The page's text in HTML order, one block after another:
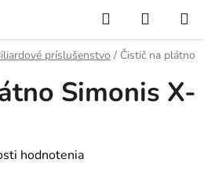
Hľadať
KOŠÍK
príslušenstvo / Čistič na plátno
Simonis X-
hodnotenia